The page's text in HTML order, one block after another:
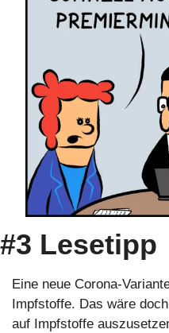
#3 Lesetipp
Eine neue Corona-
Impfstoffe. Das wäre
auf Impfstoffe